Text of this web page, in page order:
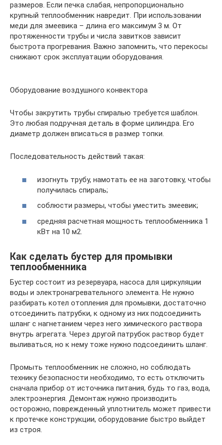
размеров. Если печка слабая, непропорционально
крупный теплообменник навредит. При использовании
меди для змеевика – длина его максимум 3 м. От
протяженности трубы и числа завитков зависит
быстрота прогревания. Важно запомнить, что перекосы
снижают срок эксплуатации оборудования.
Оборудование воздушного конвектора
Чтобы закрутить трубы спиралью требуется шаблон.
Это любая подручная деталь в форме цилиндра. Его
диаметр должен вписаться в размер топки.
Последовательность действий такая:
изогнуть трубу, намотать ее на заготовку, чтобы
получилась спираль;
соблюсти размеры, чтобы уместить змеевик;
средняя расчетная мощность теплообменника 1
кВт на 10 м2.
Как сделать бустер для промывки
теплообменника
Бустер состоит из резервуара, насоса для циркуляции
воды и электронагревательного элемента. Не нужно
разбирать котел отопления для промывки, достаточно
отсоединить патрубки, к одному из них подсоединить
шланг с нагнетанием через него химического раствора
внутрь агрегата. Через другой патрубок раствор будет
выливаться, но к нему тоже нужно подсоединить шланг.
Промыть теплообменник не сложно, но соблюдать
технику безопасности необходимо, то есть отключить
сначала прибор от источника питания, будь то газ, вода,
электроэнергия. Демонтаж нужно производить
осторожно, поврежденный уплотнитель может привести
к протечке конструкции, оборудование быстро выйдет
из строя.